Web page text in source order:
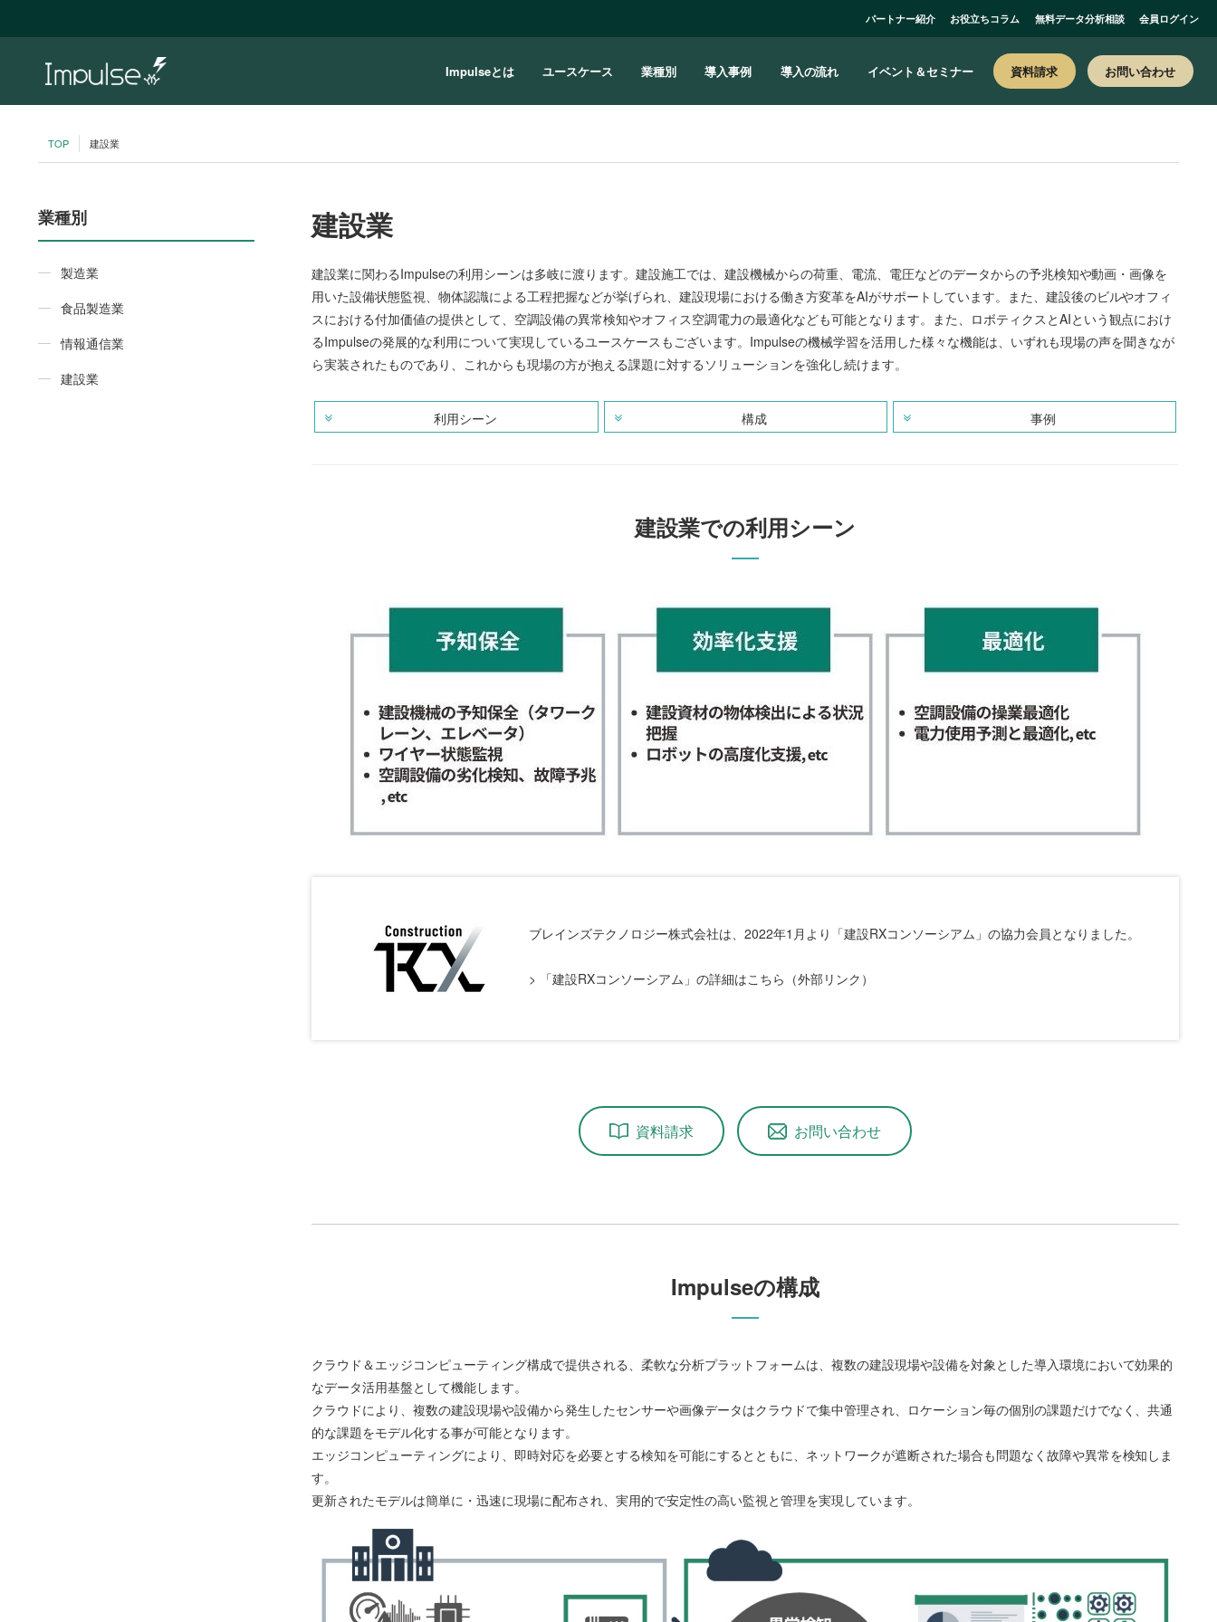
パートナー紹介 お役立ちコラム 無料データ分析相談 会員ログイン
Impulseとは ユースケース 業種別 導入事例 導入の流れ イベント＆セミナー 資料請求 お問い合わせ
TOP 建設業
建設業
建設業に関わるImpulseの利用シーンは多岐に渡ります。建設施工では、建設機械からの荷重、電流、電圧などのデータからの予兆検知や動画・画像を
用いた設備状態監視、物体認識による工程把握などが挙げられ、建設現場における働き方変革をAIがサポートしています。また、建設後のビルやオフィ
スにおける付加価値の提供として、空調設備の異常検知やオフィス空調電力の最適化なども可能となります。また、ロボティクスとAIという観点におけ
るImpulseの発展的な利用について実現しているユースケースもございます。Impulseの機械学習を活用した様々な機能は、いずれも現場の声を聞きなが
ら実装されたものであり、これからも現場の方が抱える課題に対するソリューションを強化し続けます。
利用シーン 構成 事例
建設業での利用シーン
ブレインズテクノロジー株式会社は、2022年1月より「建設RXコンソーシアム」の協力会員となりました。
> 「建設RXコンソーシアム」の詳細はこちら（外部リンク）
資料請求 お問い合わせ
Impulseの構成
クラウド＆エッジコンピューティング構成で提供される、柔軟な分析プラットフォームは、複数の建設現場や設備を対象とした導入環境において効果的
なデータ活用基盤として機能します。
クラウドにより、複数の建設現場や設備から発生したセンサーや画像データはクラウドで集中管理され、ロケーション毎の個別の課題だけでなく、共通
的な課題をモデル化する事が可能となります。
エッジコンピューティングにより、即時対応を必要とする検知を可能にするとともに、ネットワークが遮断された場合も問題なく故障や異常を検知しま
す。
更新されたモデルは簡単に・迅速に現場に配布され、実用的で安定性の高い監視と管理を実現しています。
業種別
製造業
食品製造業
情報通信業
建設業